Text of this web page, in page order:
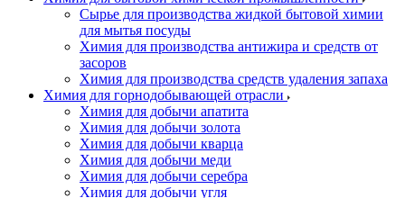
Сырье для производства жидкой бытовой химии
для мытья посуды
Химия для производства антижира и средств от
засоров
Химия для производства средств удаления запаха
Химия для горнодобывающей отрасли
Химия для добычи апатита
Химия для добычи золота
Химия для добычи кварца
Химия для добычи меди
Химия для добычи серебра
Химия для добычи угля